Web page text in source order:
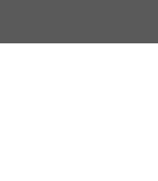
ozimnico, oziroma
krajši čas tudi
kompote
jabolk, ker